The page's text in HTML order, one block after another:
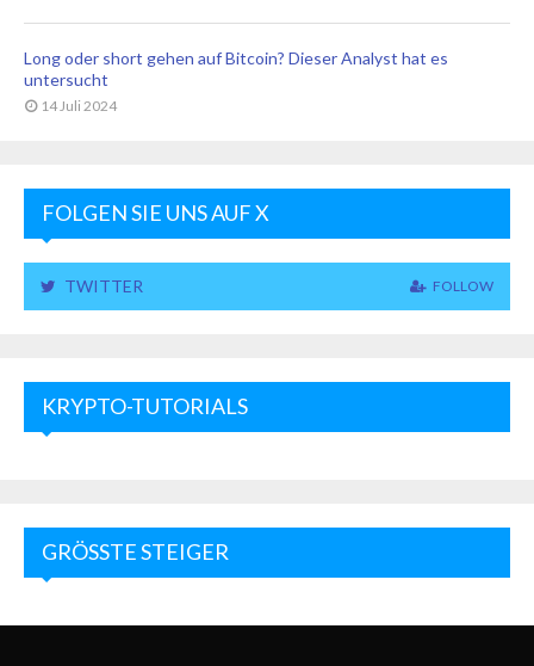
Long oder short gehen auf Bitcoin? Dieser Analyst hat es
untersucht
14 Juli 2024
FOLGEN SIE UNS AUF X
TWITTER FOLLOW
KRYPTO-TUTORIALS
GRÖSSTE STEIGER